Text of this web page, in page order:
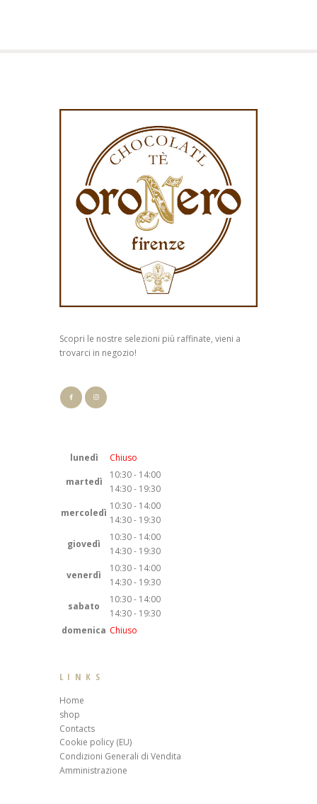
Scopri le nostre selezioni più raffinate, vieni a
trovarci in negozio!
lunedì
Chiuso
martedì
10:30 - 14:00
14:30 - 19:30
mercoledì
10:30 - 14:00
14:30 - 19:30
giovedì
10:30 - 14:00
14:30 - 19:30
venerdì
10:30 - 14:00
14:30 - 19:30
sabato
10:30 - 14:00
14:30 - 19:30
domenica Chiuso
LINKS
Home
shop
Contacts
Cookie policy (EU)
Condizioni Generali di Vendita
Amministrazione